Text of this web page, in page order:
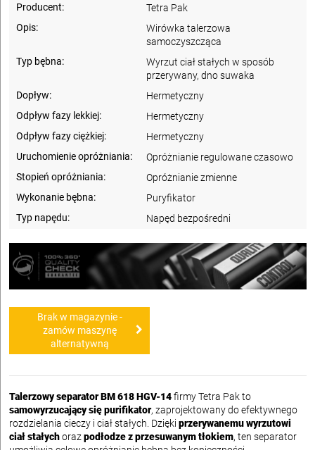
Producent:
Tetra Pak
Opis:
Wirówka talerzowa
samoczyszcząca
Typ bębna:
Wyrzut ciał stałych w sposób
przerywany, dno suwaka
Dopływ:
Hermetyczny
Odpływ fazy lekkiej:
Hermetyczny
Odpływ fazy ciężkiej:
Hermetyczny
Uruchomienie opróżniania:
Opróżnianie regulowane czasowo
Stopień opróżniania:
Opróżnianie zmienne
Wykonanie bębna:
Puryfikator
Typ napędu:
Napęd bezpośredni
Brak w magazynie -
zamów maszynę
alternatywną
Talerzowy separator BM 618 HGV-14firmy Tetra Pak to
samowyrzucający się purifikator, zaprojektowany do efektywnego
rozdzielania cieczy i ciał stałych. Dzięki przerywanemu wyrzutowi
ciał stałychorazpodłodze z przesuwanym tłokiem, ten separator